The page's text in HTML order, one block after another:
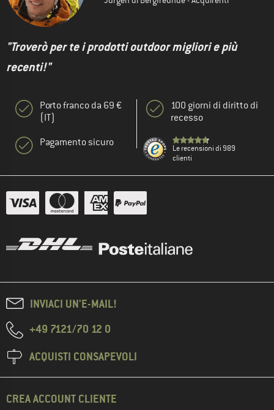
"Troverò per te i prodotti outdoor migliori e più
recenti!"
Porto franco da 69 €
(IT)
Pagamento sicuro
100 giorni di diritto di
recesso
Le recensioni di 989
clienti
INVIACI UN'E-MAIL!
+49 7121/70 12 0
ACQUISTI CONSAPEVOLI
CREA ACCOUNT CLIENTE